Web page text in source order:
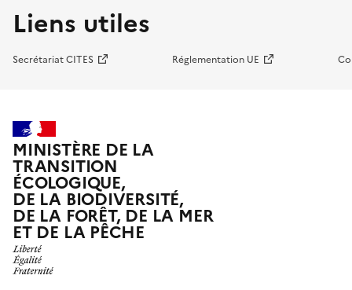
Liens utiles
Secrétariat CITES Réglementation UE
MINISTÈRE DE LA
TRANSITION
ÉCOLOGIQUE,
DE LA BIODIVERSITÉ,
DE LA FORÊT, DE LA MER
ET DE LA PÊCHE